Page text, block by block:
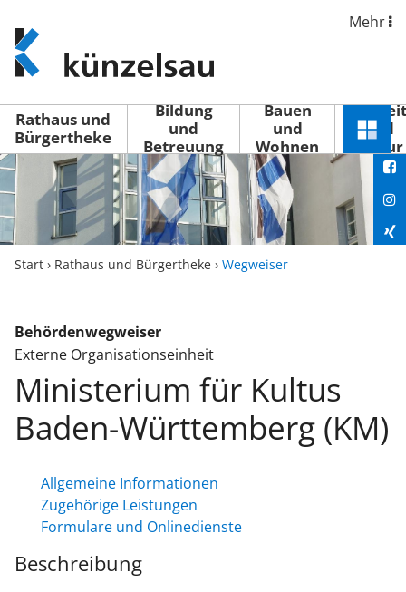
www.kuenzelsau.de
(zur
Startseite)
Mehr
Rathaus und
Bürgertheke
Bildung
und
Betreuung
Bauen
und
Wohnen
Freizeit
und
Kultur
Menü
Start › Rathaus und Bürgertheke › Wegweiser
Behördenwegweiser
Externe Organisationseinheit
Ministerium für Kultus
Baden-Württemberg (KM)
Allgemeine Informationen
Zugehörige Leistungen
Formulare und Onlinedienste
Beschreibung